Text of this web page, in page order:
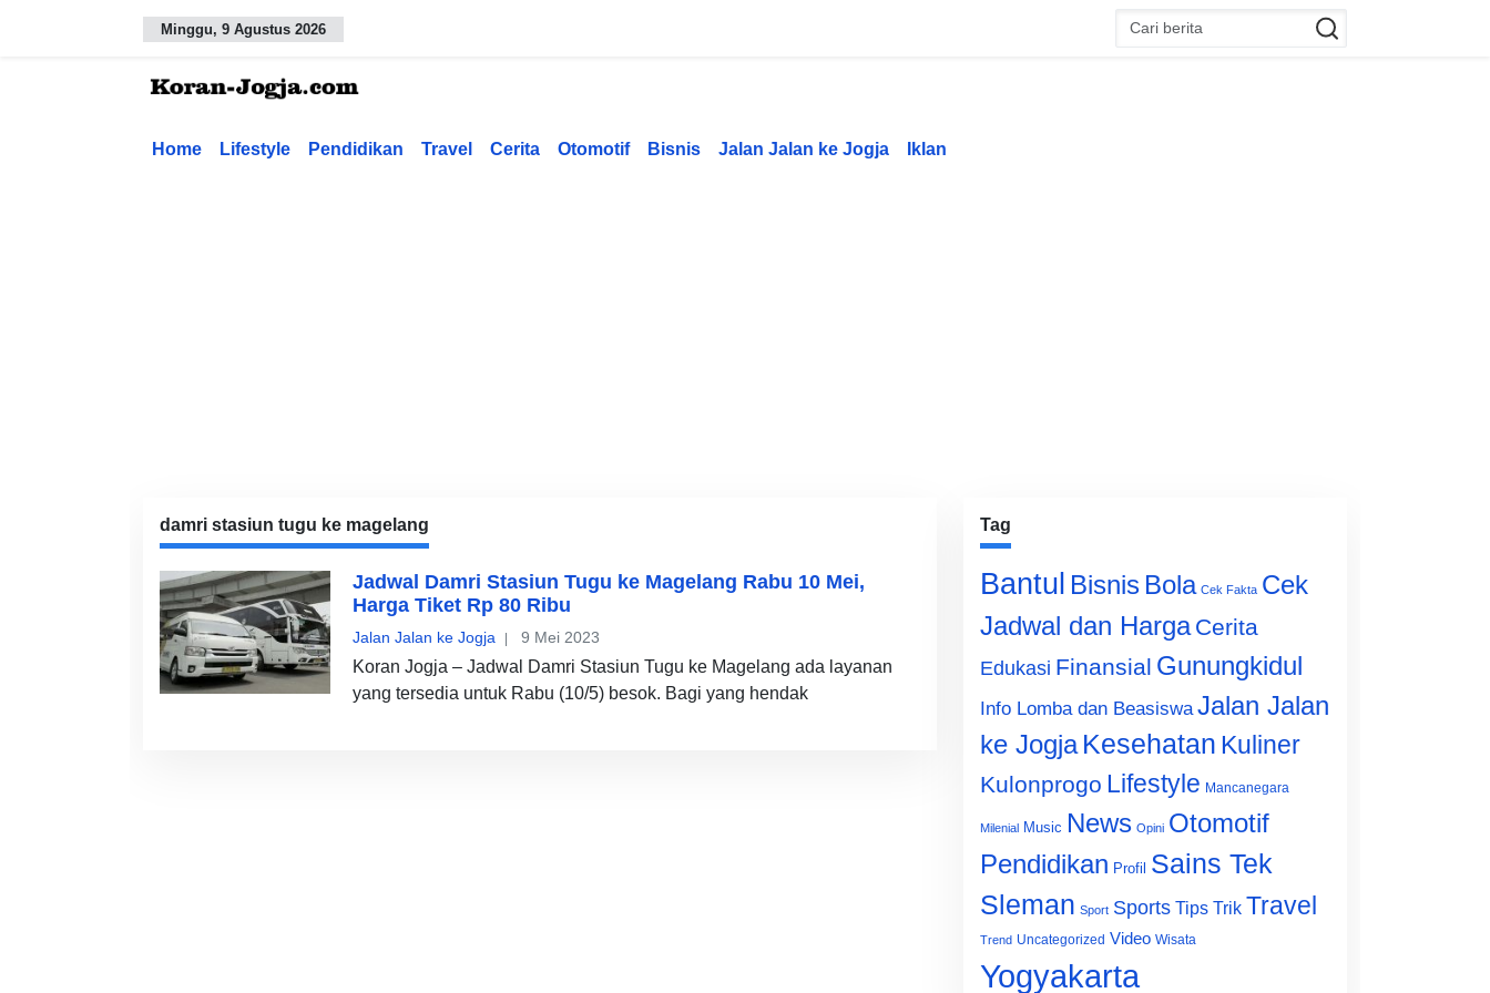
Minggu, 9 Agustus 2026
Home Lifestyle Pendidikan Travel Cerita Otomotif Bisnis Jalan Jalan ke Jogja Iklan
damri stasiun tugu ke magelang
Jadwal Damri Stasiun Tugu ke Magelang Rabu 10 Mei,
Harga Tiket Rp 80 Ribu
Jalan Jalan ke Jogja 9 Mei 2023
Koran Jogja – Jadwal Damri Stasiun Tugu ke Magelang ada layanan
yang tersedia untuk Rabu (10/5) besok. Bagi yang hendak
Tag
Bantul Bisnis Bola Cek Fakta Cek
Jadwal dan Harga Cerita
Edukasi Finansial Gunungkidul
Info Lomba dan Beasiswa Jalan Jalan
ke Jogja Kesehatan Kuliner
Kulonprogo Lifestyle Mancanegara
Milenial Music News Opini Otomotif
Pendidikan Profil Sains Tek
Sleman Sport Sports Tips Trik Travel
Trend Uncategorized Video Wisata
Yogyakarta